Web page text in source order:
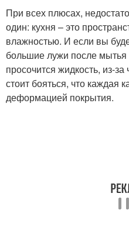
При всех плюсах,
один: кухня – это
влажностью. И если вы
большие лужи после мытья
просочится жидкость, из-
стоит бояться, что каждая
деформацией покрытия.